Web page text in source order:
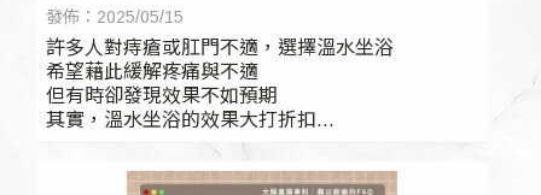
| 台中痔瘡,台中痔瘡診所
發佈：2025/05/15
許多人對痔瘡或肛門不適，選擇溫水坐浴
希望藉此緩解疼痛與不適
但有時卻發現效果不如預期
其實，溫水坐浴的效果大打折扣
可能是因為你用了錯誤的方法